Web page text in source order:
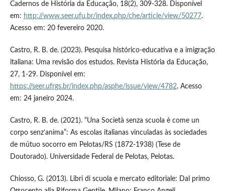
Cadernos de História da Educação, 18(2), 309-328. Disponível
em: http://www.seer.ufu.br/index.php/che/article/view/50277.
Acesso em: 20 fevereiro 2020.
Castro, R. B. de. (2023). Pesquisa histórico-educativa e a imigração
italiana: Uma revisão dos estudos. Revista História da Educação,
27, 1-29. Disponível em:
https://seer.ufrgs.br/index.php/asphe/issue/view/4782. Acesso
em: 24 janeiro 2024.
Castro, R. B. de. (2021). “Una Società senza scuola è come un
corpo senz’anima”: As escolas italianas vinculadas às sociedades
de mútuo socorro em Pelotas/RS (1872-1938) (Tese de
Doutorado). Universidade Federal de Pelotas, Pelotas.
Chiosso, G. (2013). Libri di scuola e mercato editoriale: Dal primo